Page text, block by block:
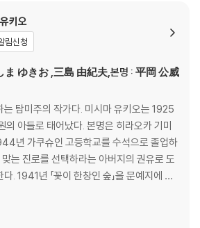
재앙
키오
림신청
ゆきお ,三島 由紀夫,본명 : 平岡 公威
는 탐미주의 작가다. 미시마 유키오는 1925
의 아들로 태어났다. 본명은 히라오카 기미
는 진로를 선택하라는 아버지의 권유로 도
. 1941년 「꽃이 한창인 숲」을 문예지에 발
’라는 필명을 쓰기 시작했다. 1944년 가쿠
업한 뒤 도쿄 제국대학 법학부에 입학했